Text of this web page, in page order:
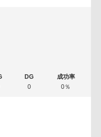
0 0％